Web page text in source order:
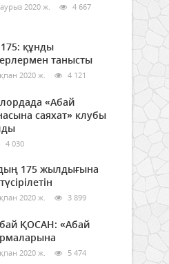
2020 ж. 4 667
құнды
танысты
2020 ж. 4 121
«Абай
саяхат» клубы
4 030
175 жылдығына
2020 ж. 3 899
ҚОСАН: «Абай
2020 ж. 5 474